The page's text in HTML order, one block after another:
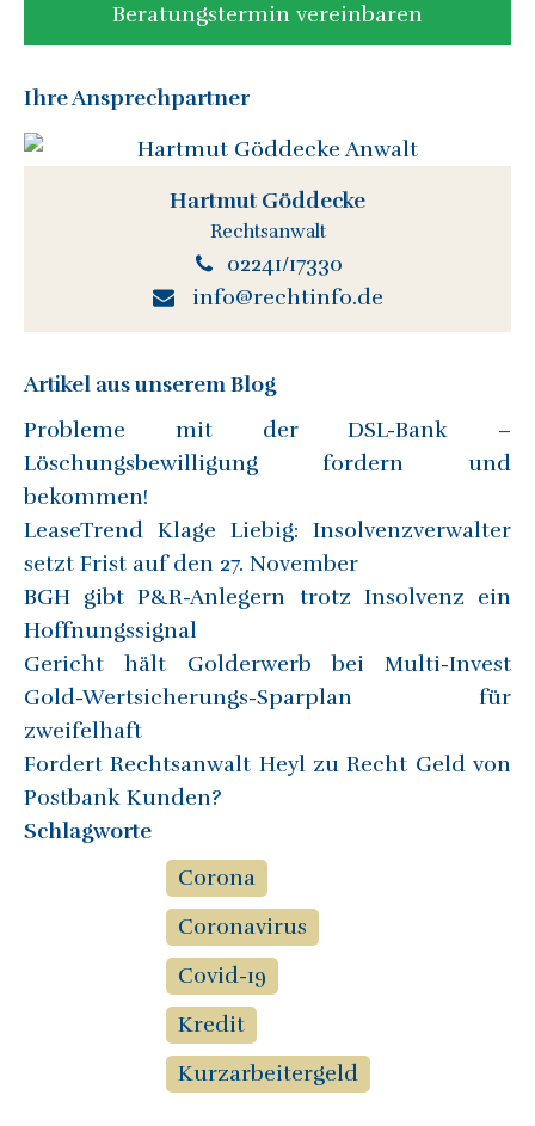
Beratungstermin vereinbaren
Ihre Ansprechpartner
Hartmut Göddecke
Rechtsanwalt
02241/17330
info@rechtinfo.de
Artikel aus unserem Blog
Probleme mit der DSL-Bank –
Löschungsbewilligung fordern und
bekommen!
LeaseTrend Klage Liebig: Insolvenzverwalter
setzt Frist auf den 27. November
BGH gibt P&R-Anlegern trotz Insolvenz ein
Hoffnungssignal
Gericht hält Golderwerb bei Multi-Invest
Gold-Wertsicherungs-Sparplan für
zweifelhaft
Fordert Rechtsanwalt Heyl zu Recht Geld von
Postbank Kunden?
Schlagworte
Corona
Coronavirus
Covid-19
Kredit
Kurzarbeitergeld